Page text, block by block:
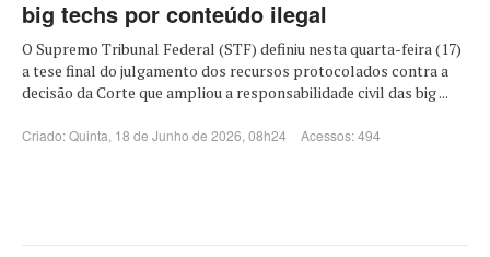
big techs por conteúdo ilegal
O Supremo Tribunal Federal (STF) definiu nesta quarta-feira (17)
a tese final do julgamento dos recursos protocolados contra a
decisão da Corte que ampliou a responsabilidade civil das big ...
Criado: Quinta, 18 de Junho de 2026, 08h24 Acessos: 494